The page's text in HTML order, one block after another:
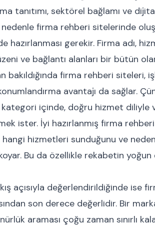
tanıtımı, sektörel bağlamı ve
nedenle firma rehberi sitelerinde
hazırlanması gerekir. Firma adı,
ve bağlantı alanları bir bütün
bakıldığında firma rehberi
avantajı da sağlar.
içinde, doğru hizmet
ister. İyi hazırlanmış firma
hangi hizmetleri sunduğunu ve
Bu da özellikle rekabetin
açısıyla değerlendirildiğinde ise
son derece değerlidir. Bir
araması çoğu zaman sınırlı